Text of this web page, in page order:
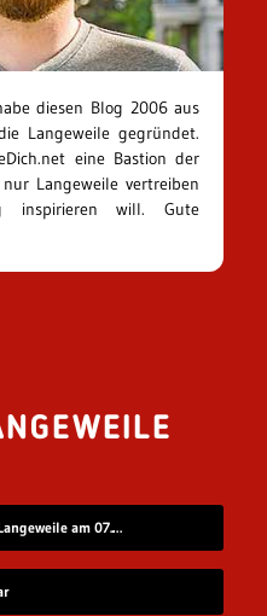
diesen Blog 2006 aus
Langeweile gegründet.
eine Bastion der
Langeweile vertreiben
inspirieren will. Gute
27 „Kleinigkeiten“ gegen Langeweile am 07.08.2022